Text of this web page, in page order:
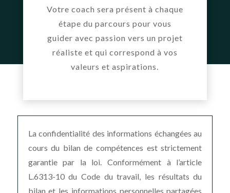
Votre coach sera présent à chaque
étape du parcours pour vous
guider avec passion vers un projet
réaliste et qui correspond à vos
valeurs et aspirations.
La confidentialité des informations échangées au
cours du bilan de compétences est strictement
garantie par la loi. Conformément à l’article
L.6313-10 du Code du travail, les résultats du
bilan et les informations personnelles partagées